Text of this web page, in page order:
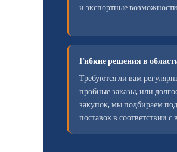
и экспортные
Гибкие решения в
Требуются ли вам
пробные заказы, или
закупок, мы подбираем
поставок в соответствии